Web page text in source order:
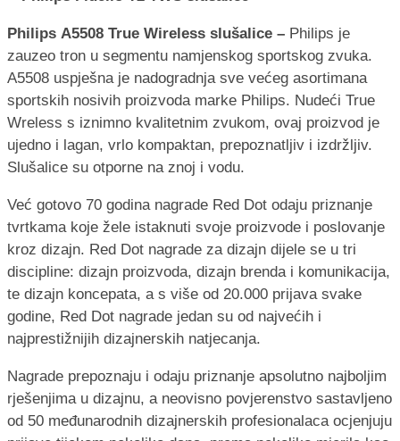
Philips A5508 True Wireless slušalice – Philips je
zauzeo tron u segmentu namjenskog sportskog zvuka.
A5508 uspješna je nadogradnja sve većeg asortimana
sportskih nosivih proizvoda marke Philips. Nudeći True
Wreless s iznimno kvalitetnim zvukom, ovaj proizvod je
ujedno i lagan, vrlo kompaktan, prepoznatljiv i izdržljiv.
Slušalice su otporne na znoj i vodu.
Već gotovo 70 godina nagrade Red Dot odaju priznanje
tvrtkama koje žele istaknuti svoje proizvode i poslovanje
kroz dizajn. Red Dot nagrade za dizajn dijele se u tri
discipline: dizajn proizvoda, dizajn brenda i komunikacija,
te dizajn koncepata, a s više od 20.000 prijava svake
godine, Red Dot nagrade jedan su od najvećih i
najprestižnijih dizajnerskih natjecanja.
Nagrade prepoznaju i odaju priznanje apsolutno najboljim
rješenjima u dizajnu, a neovisno povjerenstvo sastavljeno
od 50 međunarodnih dizajnerskih profesionalaca ocjenjuju